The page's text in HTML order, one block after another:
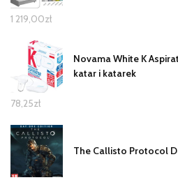
1 219,00zł
Novama White K
katar i katarek
78,25zł
The Callisto Protocol